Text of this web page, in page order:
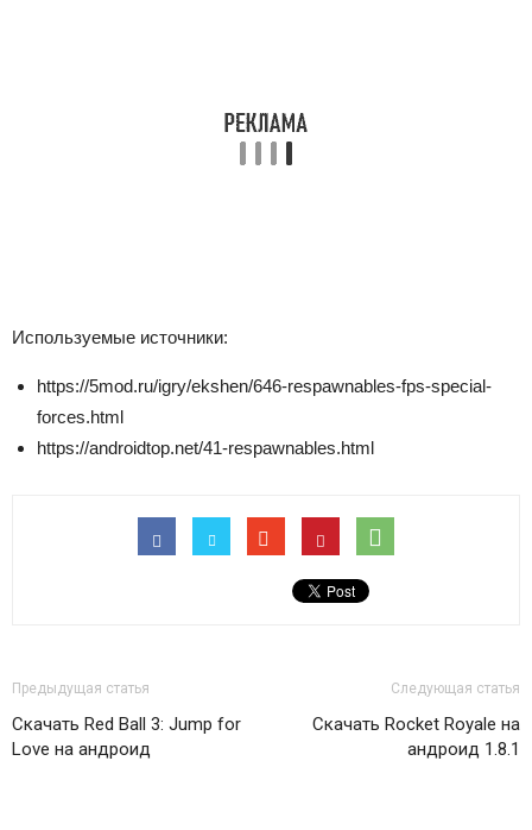
Используемые источники:
https://5mod.ru/igry/ekshen/646-respawnables-fps-special-
forces.html
https://androidtop.net/41-respawnables.html
Предыдущая статья
Скачать Red Ball 3: Jump for
Love на андроид
Следующая статья
Скачать Rocket Royale на
андроид 1.8.1